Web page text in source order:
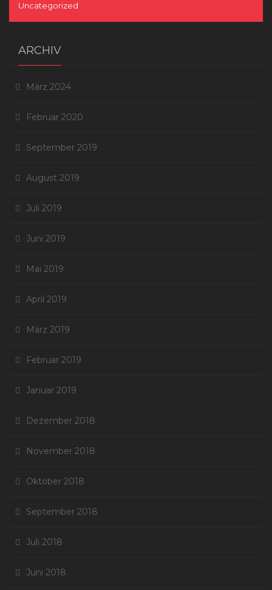
Uncategorized
ARCHIV
März 2024
Februar 2020
September 2019
August 2019
Juli 2019
Juni 2019
Mai 2019
April 2019
März 2019
Februar 2019
Januar 2019
Dezember 2018
November 2018
Oktober 2018
September 2018
Juli 2018
Juni 2018